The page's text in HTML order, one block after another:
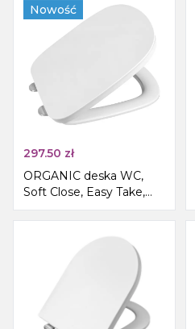
Nowość
297.50 zł
ORGANIC deska WC,
Soft Close, Easy Take,
biały